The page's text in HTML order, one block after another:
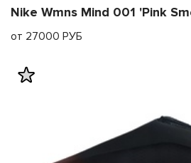
Nike Wmns Mind 001 'Pink
от 27000 РУБ